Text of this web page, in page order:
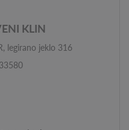
KLIN
legirano jeklo 316